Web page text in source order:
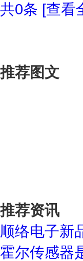
共0条 [查看
推荐图文
推荐资讯
顺络电子新
霍尔传感器